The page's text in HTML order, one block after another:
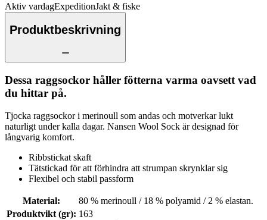
Aktiv vardagExpeditionJakt & fiske
Produktbeskrivning
Dessa raggsockor håller fötterna varma oavsett vad
du hittar på.
Tjocka raggsockor i merinoull som andas och motverkar lukt
naturligt under kalla dagar. Nansen Wool Sock är designad för
långvarig komfort.
Ribbstickat skaft
Tätstickad för att förhindra att strumpan skrynklar sig
Flexibel och stabil passform
Material:
80 % merinoull / 18 % polyamid / 2 % elastan.
Produktvikt (gr): 163